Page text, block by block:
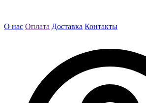
О нас Оплата Доставка Контакты